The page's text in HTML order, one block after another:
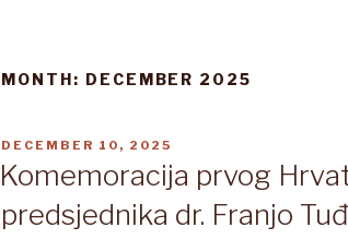
MONTH: DECEMBER 2025
POSTED
DECEMBER 10, 2025
Komemoracija prvog
predsjednika dr. Franjo